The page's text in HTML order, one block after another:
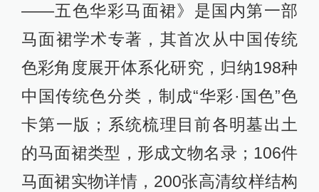
——五色华彩马面裙》是国内第一部
马面裙学术专著，其首次从中国传统
色彩角度展开体系化研究，归纳198种
中国传统色分类，制成“华彩·国色”色
卡第一版；系统梳理目前各明墓出土
的马面裙类型，形成文物名录；106件
马面裙实物详情，200张高清纹样结构